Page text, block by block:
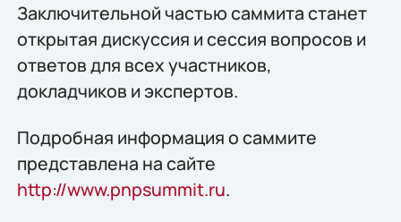
Заключительной частью саммита станет
открытая дискуссия и сессия вопросов и
ответов для всех участников,
докладчиков и экспертов.
Подробная информация о саммите
представлена на сайте
http://www.pnpsummit.ru.